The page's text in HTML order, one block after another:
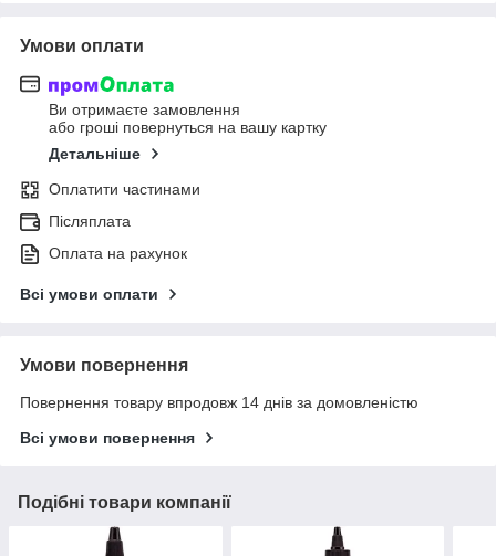
Умови оплати
Ви отримаєте замовлення
або гроші повернуться на вашу картку
Детальніше
Оплатити частинами
Післяплата
Оплата на рахунок
Всі умови оплати
Умови повернення
Повернення товару впродовж 14 днів за домовленістю
Всі умови повернення
Подібні товари компанії